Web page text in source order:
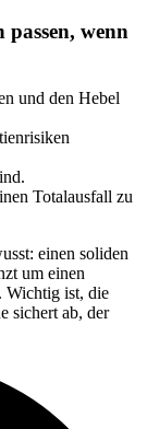
wenn
und den Hebel
Totalausfall zu
einen soliden
um einen
Wichtig ist, die
sichert ab, der